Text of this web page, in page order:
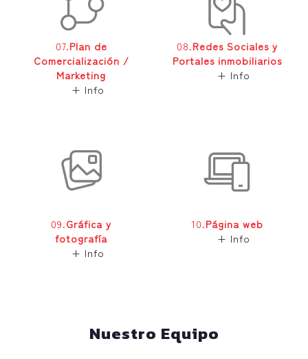
07.Plan de
Comercialización /
Marketing
+ Info
08.Redes Sociales y
Portales inmobiliarios
+ Info
09.Gráfica y
fotografía
+ Info
10.Página web
+ Info
Nuestro Equipo